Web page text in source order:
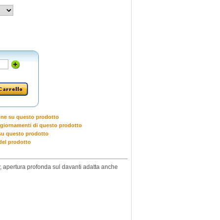
su questo prodotto
di questo prodotto
questo prodotto
prodotto
profonda sul davanti adatta anche